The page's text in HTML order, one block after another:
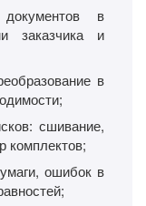
документов в
заказчика и
в
сшивание,
комплектов;
ошибок в